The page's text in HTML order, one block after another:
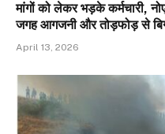
मांगों को लेकर भड़के कर्मचारी,
जगह आगजनी और तोड़फोड़ से
April 13, 2026